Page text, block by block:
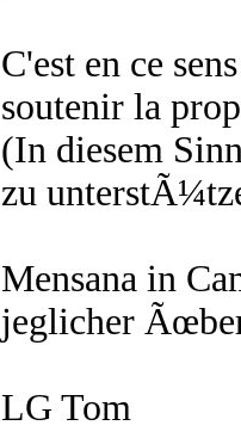
C'est en ce
soutenir la
(In diesem
zu
Mensana in
jeglicher
LG Tom